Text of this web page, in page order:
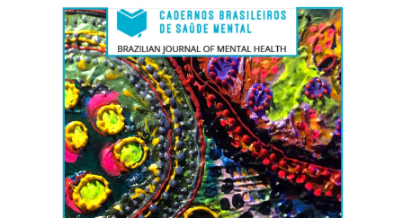
lateral
artigos